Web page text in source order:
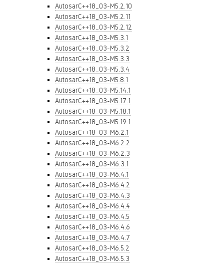
AutosarC++18_03-M5.2.10
AutosarC++18_03-M5.2.11
AutosarC++18_03-M5.2.12
AutosarC++18_03-M5.3.1
AutosarC++18_03-M5.3.2
AutosarC++18_03-M5.3.3
AutosarC++18_03-M5.3.4
AutosarC++18_03-M5.8.1
AutosarC++18_03-M5.14.1
AutosarC++18_03-M5.17.1
AutosarC++18_03-M5.18.1
AutosarC++18_03-M5.19.1
AutosarC++18_03-M6.2.1
AutosarC++18_03-M6.2.2
AutosarC++18_03-M6.2.3
AutosarC++18_03-M6.3.1
AutosarC++18_03-M6.4.1
AutosarC++18_03-M6.4.2
AutosarC++18_03-M6.4.3
AutosarC++18_03-M6.4.4
AutosarC++18_03-M6.4.5
AutosarC++18_03-M6.4.6
AutosarC++18_03-M6.4.7
AutosarC++18_03-M6.5.2
AutosarC++18_03-M6.5.3